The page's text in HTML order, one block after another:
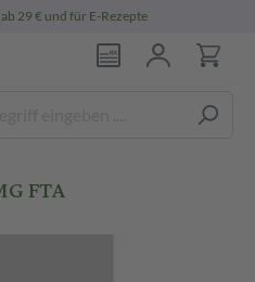
ab 29 € und für E-Rezepte
FTA